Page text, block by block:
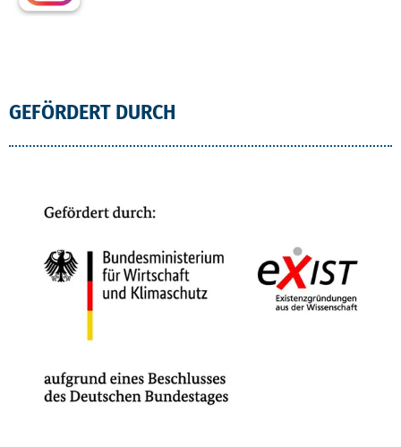
GEFÖRDERT DURCH